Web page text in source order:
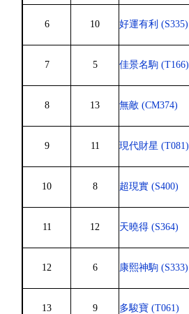
6 10 好運有利 (S335)
7 5 佳景名駒 (T166)
8 13 無敵 (CM374)
9 11 現代財星 (T081)
10 8 超現實 (S400)
11 12 天曉得 (S364)
12 6 康熙神駒 (S333)
13 9 多駿寶 (T061)